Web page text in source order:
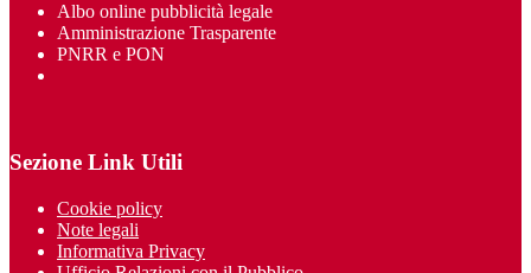
Albo online pubblicità legale
Amministrazione Trasparente
PNRR e PON
Sezione Link Utili
Cookie policy
Note legali
Informativa Privacy